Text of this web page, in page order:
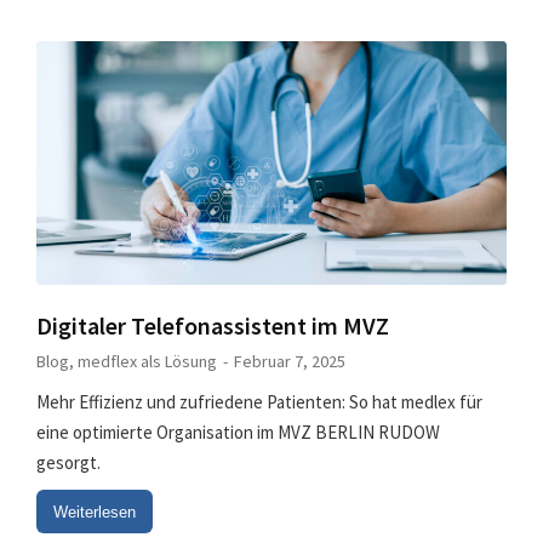
Digitaler Telefonassistent im MVZ
Blog, medflex als Lösung Februar 7, 2025
Mehr Effizienz und zufriedene Patienten: So hat medlex für
eine optimierte Organisation im MVZ BERLIN RUDOW
gesorgt.
Weiterlesen